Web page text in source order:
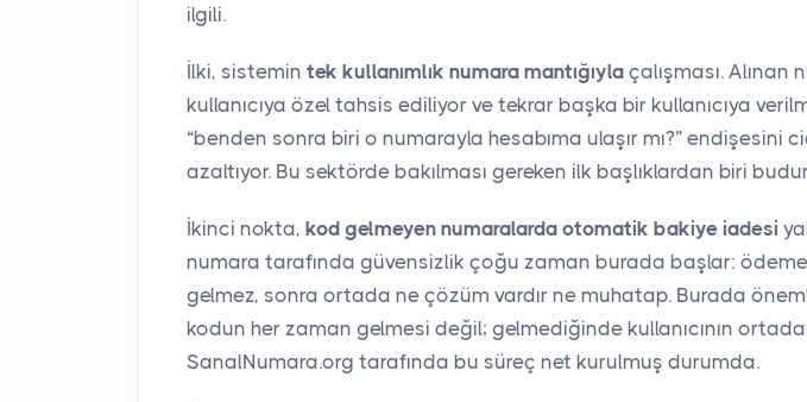
ilgili.
İlki, sistemin tek kullanımlık numara mantığıyla çalışması. Alınan
kullanıcıya özel tahsis ediliyor ve tekrar başka bir kullanıcıya
“benden sonra biri o numarayla hesabıma ulaşır mı?” endişesini
azaltıyor. Bu sektörde bakılması gereken ilk başlıklardan biri
İkinci nokta, kod gelmeyen numaralarda otomatik bakiye iadesi
numara tarafında güvensizlik çoğu zaman burada başlar: ödeme
gelmez, sonra ortada ne çözüm vardır ne muhatap. Burada
kodun her zaman gelmesi değil; gelmediğinde kullanıcının ortada
SanalNumara.org tarafında bu süreç net kurulmuş durumda.